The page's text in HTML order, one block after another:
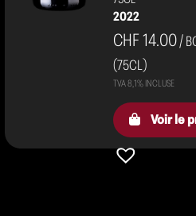
2022
CHF 14.00/
(75CL)
Voir le